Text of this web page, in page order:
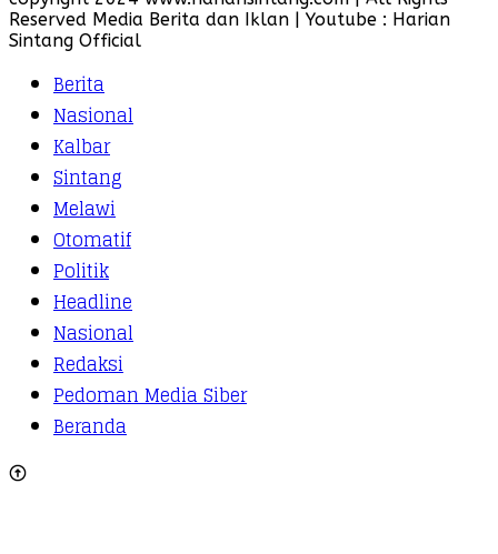
Reserved Media Berita dan Iklan | Youtube : Harian
Sintang Official
Berita
Nasional
Kalbar
Sintang
Melawi
Otomatif
Politik
Headline
Nasional
Redaksi
Pedoman Media Siber
Beranda